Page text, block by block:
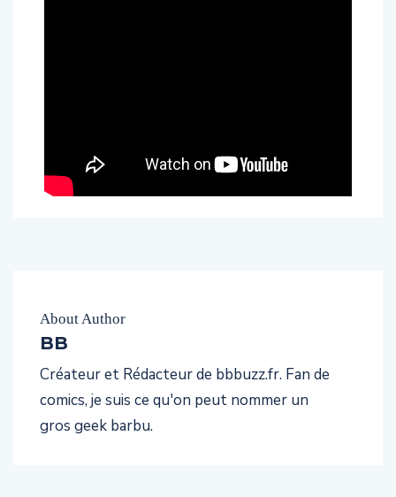
About Author
BB
Créateur et Rédacteur de bbbuzz.fr. Fan de
comics, je suis ce qu'on peut nommer un
gros geek barbu.